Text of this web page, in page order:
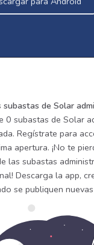
subastas de Solar
0 subastas de Solar
Regístrate para
apertura. ¡No te
las subastas
Descarga la app,
se publiquen